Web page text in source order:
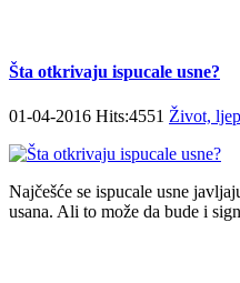
Šta otkrivaju ispucale usne?
01-04-2016 Hits:4551 Život,
Najčešće se ispucale usne
usana. Ali to može da bude i